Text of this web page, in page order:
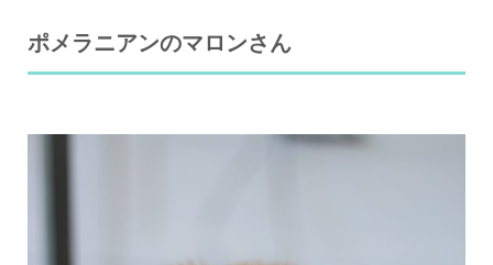
ポメラニアンのマロンさん